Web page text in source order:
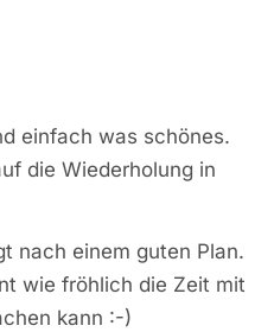
einfach was schönes.
die Wiederholung in
nach einem guten Plan.
wie fröhlich die Zeit mit
kann :-)